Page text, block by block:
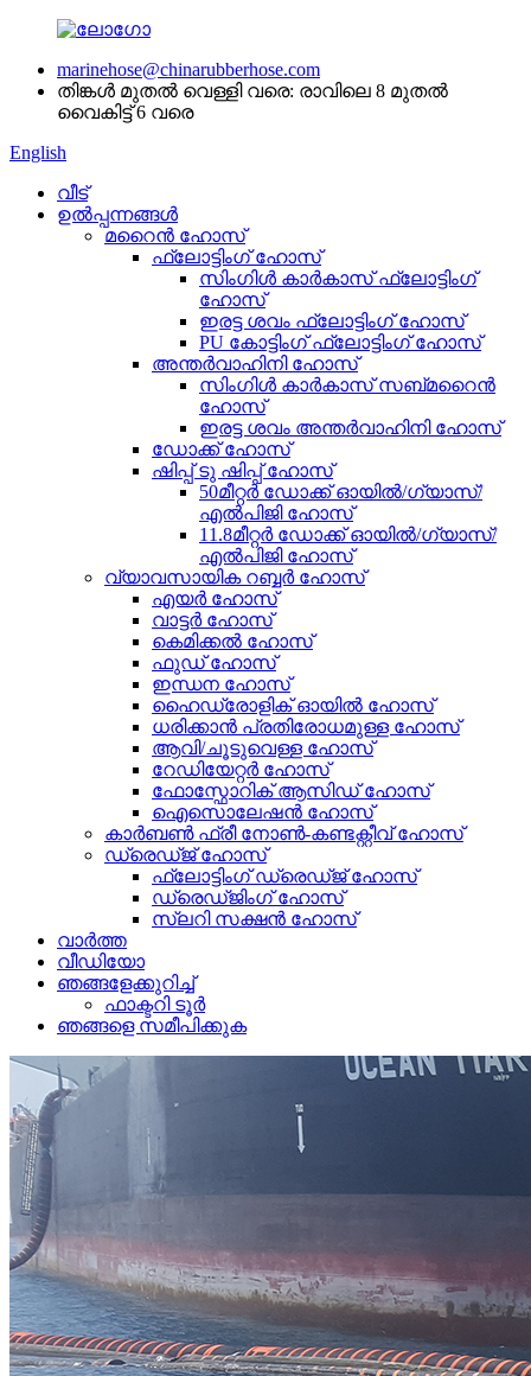
marinehose@chinarubberhose.com
തിങ്കൾ മുതൽ വെള്ളി വരെ: രാവിലെ 8 മുതൽ
വൈകിട്ട് 6 വരെ
English
വീട്
ഉൽപ്പന്നങ്ങൾ
മറൈൻ ഹോസ്
ഫ്ലോട്ടിംഗ് ഹോസ്
സിംഗിൾ കാർകാസ് ഫ്ലോട്ടിംഗ്
ഹോസ്
ഇരട്ട ശവം ഫ്ലോട്ടിംഗ് ഹോസ്
PU കോട്ടിംഗ് ഫ്ലോട്ടിംഗ് ഹോസ്
അന്തർവാഹിനി ഹോസ്
സിംഗിൾ കാർകാസ് സബ്മറൈൻ
ഹോസ്
ഇരട്ട ശവം അന്തർവാഹിനി ഹോസ്
ഡോക്ക് ഹോസ്
ഷിപ്പ് ടു ഷിപ്പ് ഹോസ്
50മീറ്റർ ഡോക്ക് ഓയിൽ/ഗ്യാസ്/
എൽപിജി ഹോസ്
11.8മീറ്റർ ഡോക്ക് ഓയിൽ/ഗ്യാസ്/
എൽപിജി ഹോസ്
വ്യാവസായിക റബ്ബർ ഹോസ്
എയർ ഹോസ്
വാട്ടർ ഹോസ്
കെമിക്കൽ ഹോസ്
ഫുഡ് ഹോസ്
ഇന്ധന ഹോസ്
ഹൈഡ്രോളിക് ഓയിൽ ഹോസ്
ധരിക്കാൻ പ്രതിരോധമുള്ള ഹോസ്
ആവി/ചൂടുവെള്ള ഹോസ്
റേഡിയേറ്റർ ഹോസ്
ഫോസ്ഫോറിക് ആസിഡ് ഹോസ്
ഐസൊലേഷൻ ഹോസ്
കാർബൺ ഫ്രീ നോൺ-കണ്ടക്റ്റീവ് ഹോസ്
ഡ്രെഡ്ജ് ഹോസ്
ഫ്ലോട്ടിംഗ് ഡ്രെഡ്ജ് ഹോസ്
ഡ്രെഡ്ജിംഗ് ഹോസ്
സ്ലറി സക്ഷൻ ഹോസ്
വാർത്ത
വീഡിയോ
ഞങ്ങളേക്കുറിച്ച്
ഫാക്ടറി ടൂർ
ഞങ്ങളെ സമീപിക്കുക